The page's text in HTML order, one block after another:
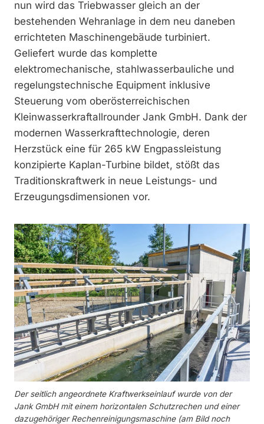
nun wird das Triebwasser gleich an der
bestehenden Wehranlage in dem neu daneben
errichteten Maschinengebäude turbiniert.
Geliefert wurde das komplette
elektromechanische, stahlwasserbauliche und
regelungstechnische Equip­ment inklusive
Steuerung vom ober­österreichischen
Kleinwasserkraft­allrounder Jank GmbH. Dank der
modernen Wasserkrafttechnologie, deren
Herzstück eine für 265 kW Engpassleistung
konzipierte Kaplan-Turbine bildet, stößt das
Traditionskraftwerk in neue Leistungs- und
Erzeugungsdimensionen vor.
Der seitlich angeordnete Kraftwerkseinlauf wurde von der
Jank GmbH mit einem horizontalen Schutzrechen und einer
dazugehöriger Rechenreinigungsmaschine (am Bild noch